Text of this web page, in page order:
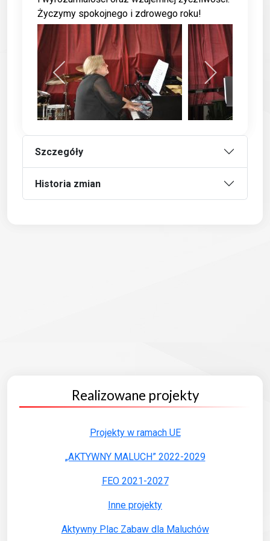
Realizowane projekty
Projekty w ramach UE
„AKTYWNY MALUCH” 2022-2029
FEO 2021-2027
Inne projekty
Aktywny Plac Zabaw dla Maluchów
Życzymy spokojnego i zdrowego roku!
Szczegóły
Historia zmian